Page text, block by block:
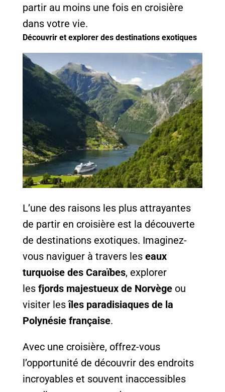
partir au moins une fois en croisière
dans votre vie.
Découvrir et explorer des destinations exotiques
L’une des raisons les plus attrayantes
de partir en croisière est la découverte
de destinations exotiques. Imaginez-
vous naviguer à travers les eaux
turquoise des Caraïbes, explorer
les fjords majestueux de Norvègeou
visiter lesîles paradisiaques de la
Polynésie française.
Avec une croisière, offrez-vous
l’opportunité de découvrir des endroits
incroyables et souvent inaccessibles